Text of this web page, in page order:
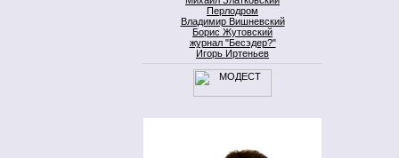
Перлодром
Владимир Вишневский
Борис Жутовский
журнал "Бесэдер?"
Игорь Иртеньев